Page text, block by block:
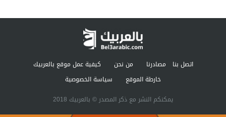
اتصل بنا مصادرنا من نحن
كيفية عمل موقع بالعربيك
خارطة الموقع
سياسة الخصوصية
يمكنكم النشر مع ذكر المصدر © بالعربيك 2018